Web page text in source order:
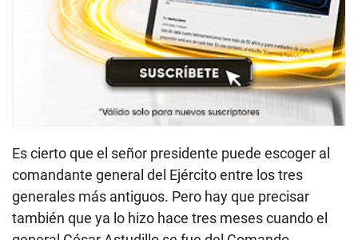
Es cierto que el señor presidente puede escoger al
comandante general del Ejército entre los tres
generales más antiguos. Pero hay que precisar
también que ya lo hizo hace tres meses cuando el